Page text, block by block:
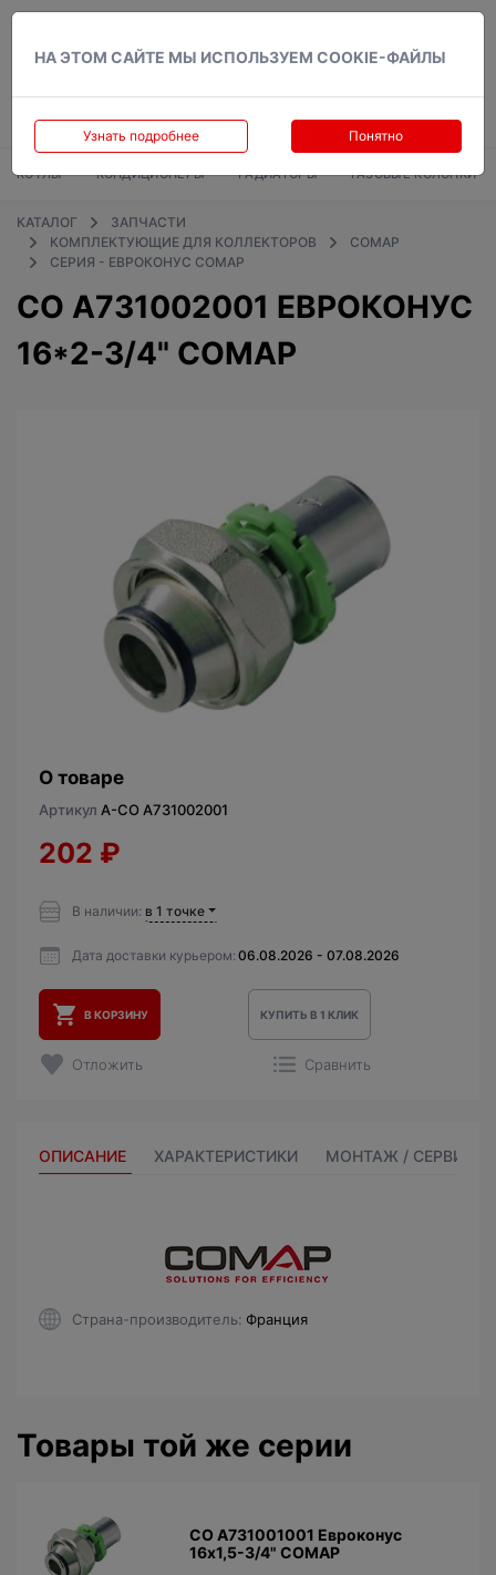
НА ЭТОМ САЙТЕ МЫ ИСПОЛЬЗУЕМ COOKIE-ФАЙЛЫ
Узнать подробнее Понятно
КОТЛЫ КОНДИЦИОНЕРЫ РАДИАТОРЫ ГАЗОВЫЕ КОЛОНКИ
КАТАЛОГ
ЗАПЧАСТИ
КОМПЛЕКТУЮЩИЕ ДЛЯ КОЛЛЕКТОРОВ
COMAP
СЕРИЯ - ЕВРОКОНУС COMAP
CO A731002001 ЕВРОКОНУС
16*2-3/4" COMAP
О товаре
Артикул A-CO A731002001
202 ₽
В наличии: в 1 точке
Дата доставки курьером: 06.08.2026 - 07.08.2026
В КОРЗИНУ КУПИТЬ В 1 КЛИК
Отложить Сравнить
ОПИСАНИЕ ХАРАКТЕРИСТИКИ МОНТАЖ / СЕРВИС
Страна-производитель Франция
Товары той же серии
CO A731001001 Евроконус
16х1,5-3/4" COMAP